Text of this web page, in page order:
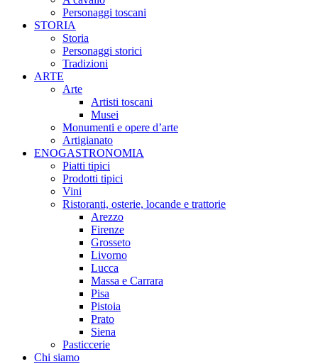
Personaggi toscani
STORIA
Storia
Personaggi storici
Tradizioni
ARTE
Arte
Artisti toscani
Musei
Monumenti e opere d’arte
Artigianato
ENOGASTRONOMIA
Piatti tipici
Prodotti tipici
Vini
Ristoranti, osterie, locande e trattorie
Arezzo
Firenze
Grosseto
Livorno
Lucca
Massa e Carrara
Pisa
Pistoia
Prato
Siena
Pasticcerie
Chi siamo